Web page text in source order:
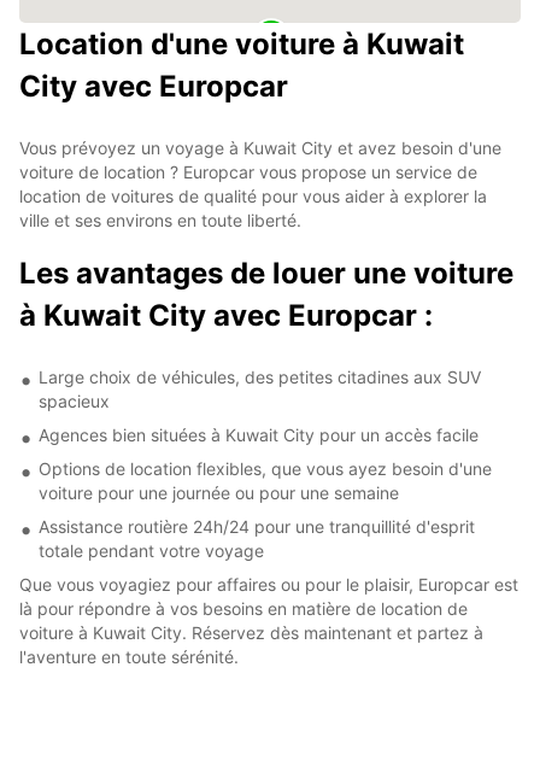
Location d'une voiture à Kuwait
City avec Europcar
Vous prévoyez un voyage à Kuwait City et avez besoin d'une
voiture de location ? Europcar vous propose un service de
location de voitures de qualité pour vous aider à explorer la
ville et ses environs en toute liberté.
Les avantages de louer une voiture
à Kuwait City avec Europcar :
Large choix de véhicules, des petites citadines aux SUV
spacieux
Agences bien situées à Kuwait City pour un accès facile
Options de location flexibles, que vous ayez besoin d'une
voiture pour une journée ou pour une semaine
Assistance routière 24h/24 pour une tranquillité d'esprit
totale pendant votre voyage
Que vous voyagiez pour affaires ou pour le plaisir, Europcar est
là pour répondre à vos besoins en matière de location de
voiture à Kuwait City. Réservez dès maintenant et partez à
l'aventure en toute sérénité.